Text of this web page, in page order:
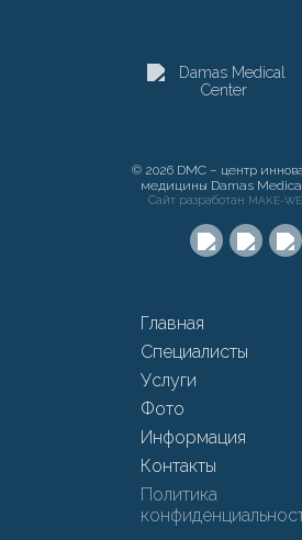
© 2026 DMC – центр
медицины Damas
Сайт разработан MAKE-
Главная
Специалисты
Услуги
Фото
Информация
Контакты
Политика